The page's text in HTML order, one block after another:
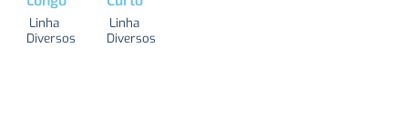
Linha
Diversos
Linha
Diversos